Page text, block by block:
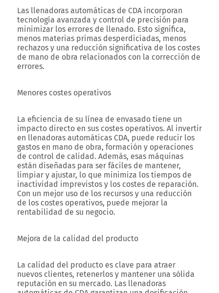
Las llenadoras automáticas de CDA incorporan
tecnología avanzada y control de precisión para
minimizar los errores de llenado. Esto significa,
menos materias primas desperdiciadas, menos
rechazos y una reducción significativa de los costes
de mano de obra relacionados con la corrección de
errores.
Menores costes operativos
La eficiencia de su línea de envasado tiene un
impacto directo en sus costes operativos. Al invertir
en llenadoras automáticas CDA, puede reducir los
gastos en mano de obra, formación y operaciones
de control de calidad. Además, esas máquinas
están diseñadas para ser fáciles de mantener,
limpiar y ajustar, lo que minimiza los tiempos de
inactividad imprevistos y los costes de reparación.
Con un mejor uso de los recursos y una reducción
de los costes operativos, puede mejorar la
rentabilidad de su negocio.
Mejora de la calidad del producto
La calidad del producto es clave para atraer
nuevos clientes, retenerlos y mantener una sólida
reputación en su mercado. Las llenadoras